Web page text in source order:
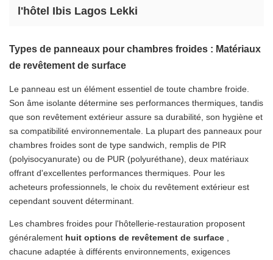
l'hôtel Ibis Lagos Lekki
Types de panneaux pour chambres froides : Matériaux
de revêtement de surface
Le panneau est un élément essentiel de toute chambre froide.
Son âme isolante détermine ses performances thermiques, tandis
que son revêtement extérieur assure sa durabilité, son hygiène et
sa compatibilité environnementale. La plupart des panneaux pour
chambres froides sont de type sandwich, remplis de PIR
(polyisocyanurate) ou de PUR (polyuréthane), deux matériaux
offrant d'excellentes performances thermiques. Pour les
acheteurs professionnels, le choix du revêtement extérieur est
cependant souvent déterminant.
Les chambres froides pour l'hôtellerie-restauration proposent
généralement huit options de revêtement de surface ,
chacune adaptée à différents environnements, exigences